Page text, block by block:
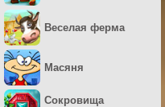
Веселая ферма
Масяня
Сокровища